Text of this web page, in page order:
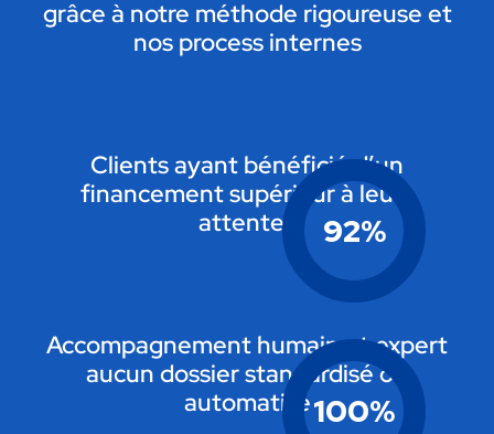
grâce à notre méthode rigoureuse et
nos process internes
92%
Clients ayant bénéficié d’un
financement supérieur à leurs
attentes
100%
Accompagnement humain et expert
aucun dossier standardisé ou
automatisé